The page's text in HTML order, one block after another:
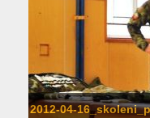
2012-04-